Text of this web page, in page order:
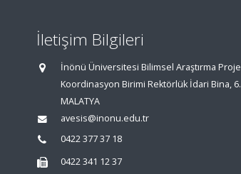
İletişim Bilgileri
İnönü Üniversitesi Bilimsel Araştırma
Koordinasyon Birimi Rektörlük İdari Bina,
MALATYA
avesis@inonu.edu.tr
0422 377 37 18
0422 341 12 37